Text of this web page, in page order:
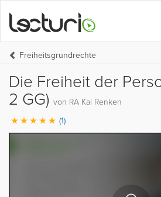
Freiheitsgrundrechte
Die Freiheit der
2 GG) von RA Kai Renken
(1)